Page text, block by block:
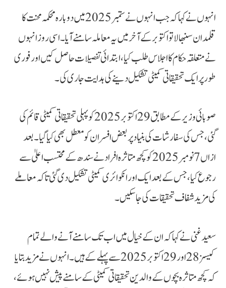
انہوں نے کہا کہ جب انہوں نے ستمبر 2025 میں دوبارہ محکمہ محنت کا
قلمدان سنبھالا تو اکتوبر کے آخر میں یہ معاملہ سامنے آیا۔ اسی روز انہوں
نے متعلقہ حکام کا اجلاس طلب کیا، ابتدائی تفصیلات حاصل کیں اور فوری
طور پر ایک تحقیقاتی کمیٹی تشکیل دینے کی ہدایت جاری کی۔
صوبائی وزیر کے مطابق 29 اکتوبر 2025 کو پہلی تحقیقاتی کمیٹی قائم کی
گئی، جس کی سفارشات کی بنیاد پر بعض افسران کو معطل بھی کیا گیا۔ بعد
ازاں 7 نومبر 2025 کو کچھ متاثرہ افراد نے سندھ کے محتسب اعلیٰ سے
رجوع کیا، جس کے بعد ایک اور انکوائری کمیٹی تشکیل دی گئی تاکہ معاملے
کی مزید شفاف تحقیقات کی جا سکیں۔
سعید غنی نے کہا کہ ان کے خیال میں اب تک سامنے آنے والے تمام
کیسز 28 اور 29 اکتوبر 2025 سے پہلے کے ہیں۔ انہوں نے مزید بتایا
کہ کچھ متاثرہ بچوں کے والدین تحقیقاتی کمیٹی کے سامنے پیش نہیں ہوئے،